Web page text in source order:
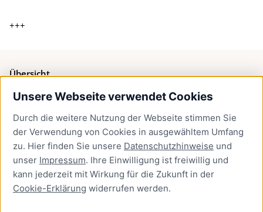
Unsere Webseite verwendet Cookies
Durch die weitere Nutzung der Webseite stimmen Sie
der Verwendung von Cookies in ausgewähltem Umfang
zu. Hier finden Sie unsere Datenschutzhinweise und
unser Impressum. Ihre Einwilligung ist freiwillig und
kann jederzeit mit Wirkung für die Zukunft in der
Cookie-Erklärung widerrufen werden.
+++
Übersicht
Bürgerservice
Presse
Newsletter Lübeck:kompakt
Kontakt
Kontakt